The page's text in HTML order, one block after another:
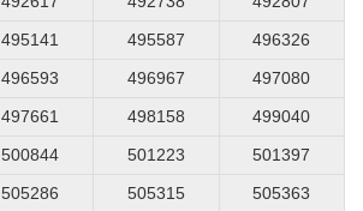
495141 495587
496326
496593 496967
497080
497661 498158
499040
500844 501223
501397
505286 505315
505363